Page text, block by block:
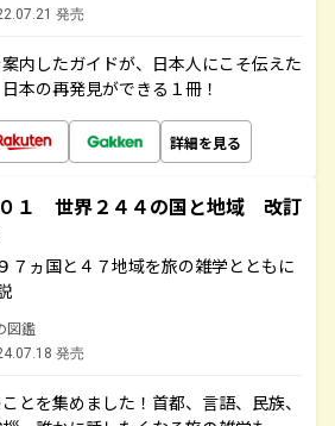
発売
内したガイドが、日本人にこそ伝えた
本の再発見ができる１冊！
詳細を見る
１ 世界２４４の国と地域 改訂
７ヵ国と４７地域を旅の雑学とともに
図鑑
発売
とを集めました！首都、言語、民族、